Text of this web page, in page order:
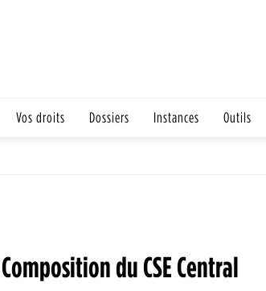
Vos droits Dossiers Instances Outils
Composition du CSE Central